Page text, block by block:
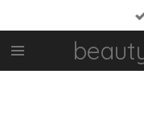
direct
naar
de